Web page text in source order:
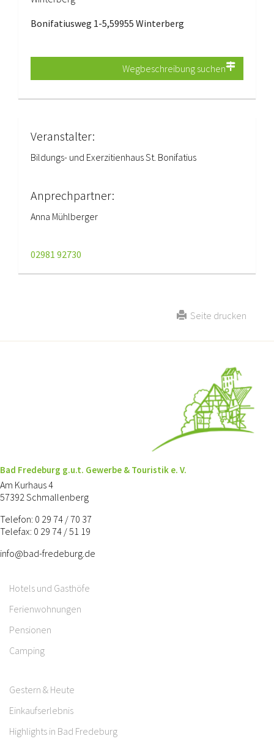
Bonifatiusweg 1-5,59955 Winterberg
Wegbeschreibung suchen
Veranstalter:
Bildungs- und Exerzitienhaus St. Bonifatius
Anprechpartner:
Anna Mühlberger
02981 92730
Seite drucken
Bad Fredeburg g.u.t. Gewerbe & Touristik e. V.
Am Kurhaus 4
57392 Schmallenberg
Telefon: 0 29 74 / 70 37
Telefax: 0 29 74 / 51 19
info@bad-fredeburg.de
Hotels und Gasthöfe
Ferienwohnungen
Pensionen
Camping
Gestern & Heute
Einkaufserlebnis
Highlights in Bad Fredeburg